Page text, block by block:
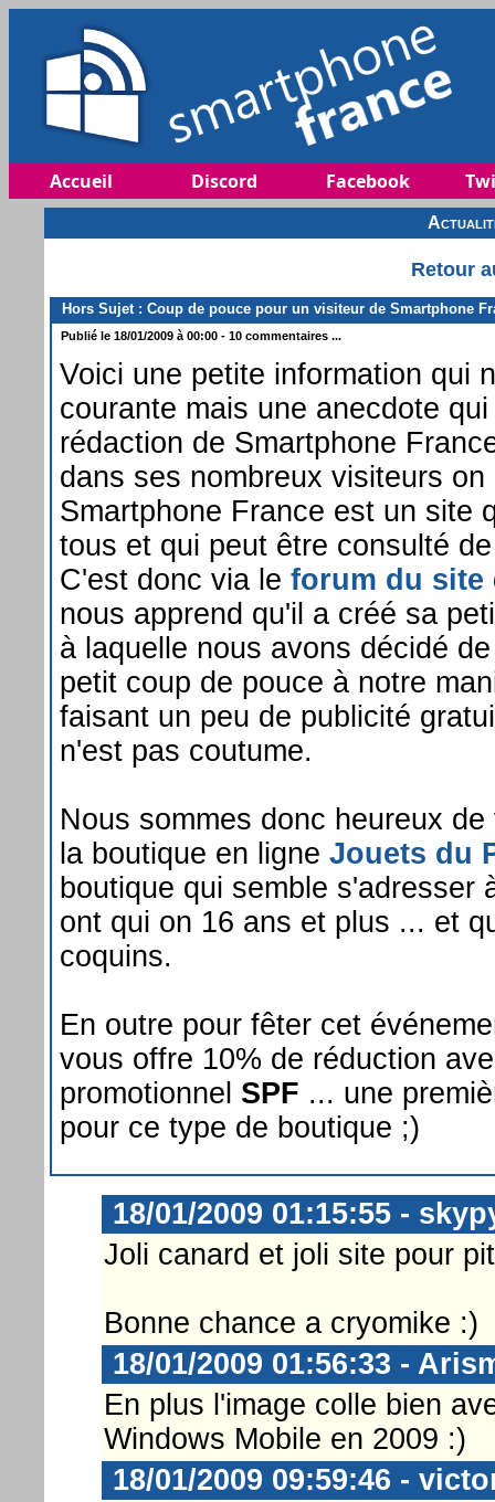
Accueil Discord Facebook
Retour
Hors Sujet : Coup de pouce pour un visiteur de Smartphone
Publié le 18/01/2009 à 00:00 - 10 commentaires ...
Voici une petite information qui
courante mais une anecdote
rédaction de Smartphone
dans ses nombreux visiteurs
Smartphone France est un site
tous et qui peut être consulté
C'est donc via le forum du site
nous apprend qu'il a créé sa
à laquelle nous avons décidé
petit coup de pouce à notre
faisant un peu de publicité
n'est pas coutume.
Nous sommes donc heureux
la boutique en ligne Jouets du
boutique qui semble s'adresser
ont qui on 16 ans et plus ... et
coquins.
En outre pour fêter cet
vous offre 10% de réduction
promotionnel SPF ... une
pour ce type de boutique ;)
18/01/2009 01:15:55 -
Joli canard et joli site pour
Bonne chance a cryomike :)
18/01/2009 01:56:33 -
En plus l'image colle bien
Windows Mobile en 2009 :)
18/01/2009 09:59:46 -